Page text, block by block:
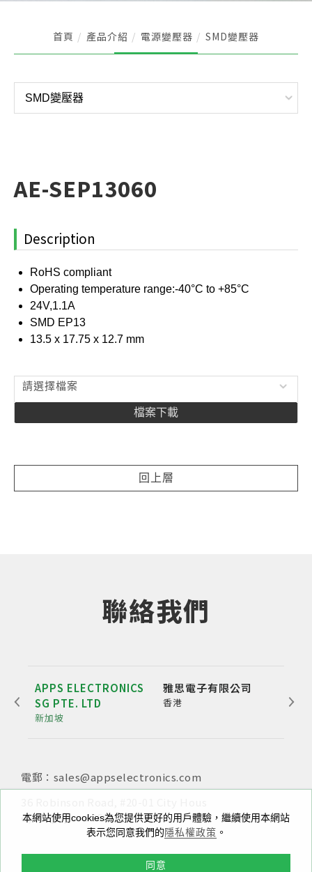
本網站使用cookies為您提供更好的用戶體驗，繼續使用本網站
表示您同意我們的隱私權政策 。
同意
首頁 產品介紹 電源變壓器 SMD變壓器
AE-SEP13060
Description
RoHS compliant
Operating temperature range:-40°C to +85°C
24V,1.1A
SMD EP13
13.5 x 17.75 x 12.7 mm
請選擇檔案
檔案下載
回上層
聯絡我們
APPS ELECTRONICS
SG PTE. LTD
新加坡
雅思電子有限公司
香港
公
電郵：sales@appselectronics.com
e, Singapore 068877
電話：
+852 3693 4218
香港九龍新蒲崗大有街29號宏基中心一期1405室
電話：
+86（755）86538552
中國廣東省深圳市福田區泰然九路喜年中心A座504-505
室 (郵編：518057)
電郵：
sales@appselectronics.com